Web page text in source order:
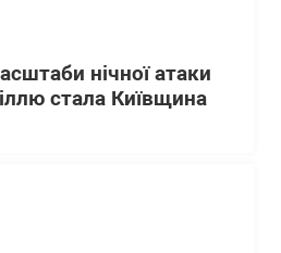
нічної атаки
стала Київщина